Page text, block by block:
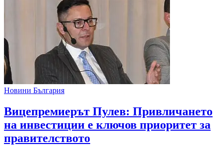
Новини България
Вицепремиерът Пулев: Привличането
на инвестиции е ключов приоритет за
правителството